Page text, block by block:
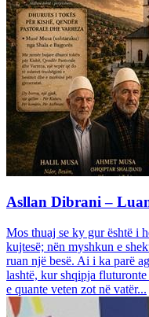
Asllan Dibrani –
Mos thuaj se ky gur është i
kujtesë; nën myshkun e
ruan një besë. Ai i ka parë
lashtë, kur shqipja
e quante veten zot në vatër...